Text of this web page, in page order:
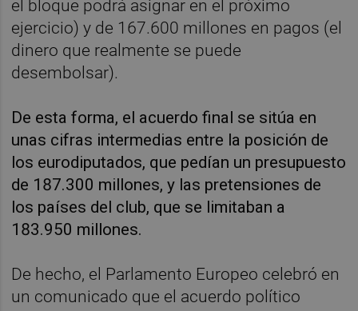
el bloque podrá asignar en el próximo
ejercicio) y de 167.600 millones en pagos (el
dinero que realmente se puede
desembolsar).
De esta forma, el acuerdo final se sitúa en
unas cifras intermedias entre la posición de
los eurodiputados, que pedían un presupuesto
de 187.300 millones, y las pretensiones de
los países del club, que se limitaban a
183.950 millones.
De hecho, el Parlamento Europeo celebró en
un comunicado que el acuerdo político